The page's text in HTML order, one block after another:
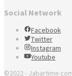
Social Network
Facebook
Twitter
Instagram
Youtube
©2022 -